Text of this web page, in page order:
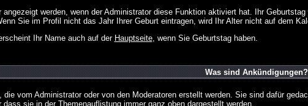
werden, wenn der Administrator diese Funktion aktiviert hat. Ihr
Sie im Profil nicht das Jahr Ihrer Geburt eintragen, wird Ihr Alter nicht auf dem
Ihr Name auch auf der Hauptseite, wenn Sie Geburtstag haben.
Was sind Ankündigungen?
vom Administrator oder von den Moderatoren erstellt werden. Sie sind dafür
sie in der Themenauflistung immer ganz oben dargestellt werden.